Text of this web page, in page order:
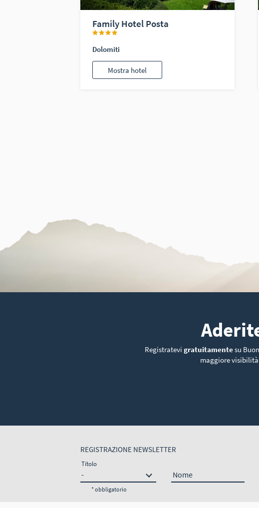
Family Hotel Posta
Dolomiti
Mostra hotel
Registratevi gratuitamentesu
maggiore
REGISTRAZIONE NEWSLETTER
Titolo
Nome
* obbligatorio